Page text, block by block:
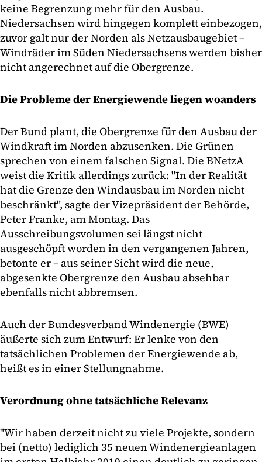
keine Begrenzung mehr für den Ausbau.
Niedersachsen wird hingegen komplett einbezogen,
zuvor galt nur der Norden als Netzausbaugebiet –
Windräder im Süden Niedersachsens werden bisher
nicht angerechnet auf die Obergrenze.
Die Probleme der Energiewende liegen woanders
Der Bund plant, die Obergrenze für den Ausbau der
Windkraft im Norden abzusenken. Die Grünen
sprechen von einem falschen Signal. Die BNetzA
weist die Kritik allerdings zurück: "In der Realität
hat die Grenze den Windausbau im Norden nicht
beschränkt", sagte der Vizepräsident der Behörde,
Peter Franke, am Montag. Das
Ausschreibungsvolumen sei längst nicht
ausgeschöpft worden in den vergangenen Jahren,
betonte er – aus seiner Sicht wird die neue,
abgesenkte Obergrenze den Ausbau absehbar
ebenfalls nicht abbremsen.
Auch der Bundesverband Windenergie (BWE)
äußerte sich zum Entwurf: Er lenke von den
tatsächlichen Problemen der Energiewende ab,
heißt es in einer Stellungnahme.
Verordnung ohne tatsächliche Relevanz
"Wir haben derzeit nicht zu viele Projekte, sondern
bei (netto) lediglich 35 neuen Windenergieanlagen